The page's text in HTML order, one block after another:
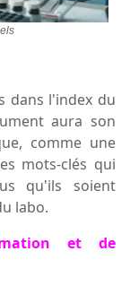
dans l'index du
aura son
comme une
mots-clés qui
qu'ils soient
labo.
et de